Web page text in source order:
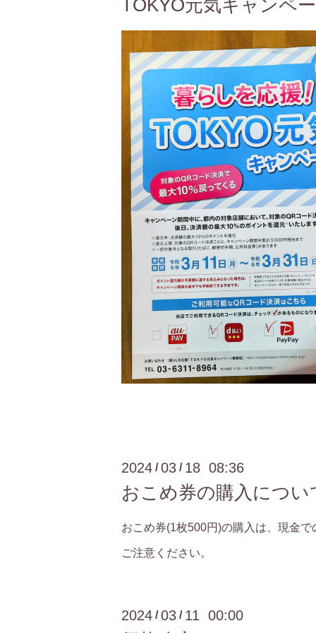
TOKYO元気キャンペ
2024 /03 / 18 08:36
おこめ券の購入につい
おこめ券(1枚500円)の購入は、現金
ご注意ください。
2024 /03 / 11 00:00